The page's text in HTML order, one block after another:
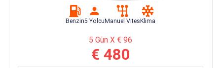
Benzin5 Yolcu Manuel Vites Klima
5 Gün X € 96
€ 480